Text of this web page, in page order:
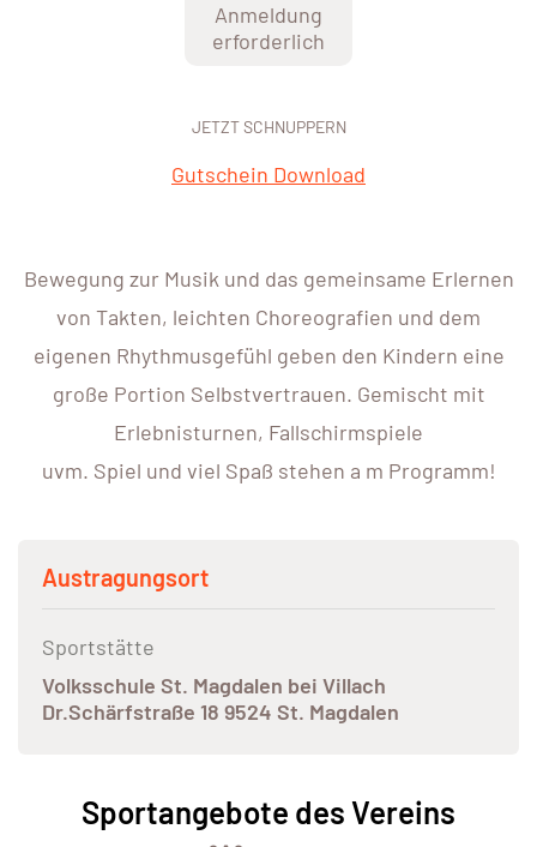
Anmeldung
erforderlich
JETZT SCHNUPPERN
Gutschein Download
Bewegung zur Musik und das gemeinsame Erlernen
von Takten, leichten Choreografien und dem
eigenen Rhythmusgefühl geben den Kindern eine
große Portion Selbstvertrauen. Gemischt mit
Erlebnisturnen, Fallschirmspiele
uvm. Spiel und viel Spaß stehen a m Programm!
Austragungsort
Sportstätte
Volksschule St. Magdalen bei Villach
Dr.Schärfstraße 18 9524 St. Magdalen
Sportangebote des Vereins